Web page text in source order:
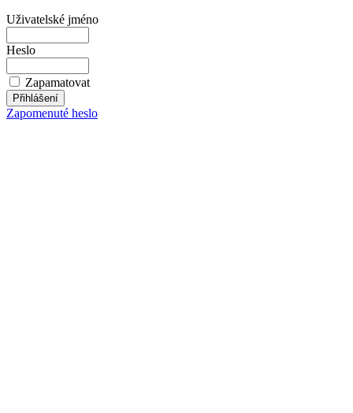
Uživatelské jméno
Heslo
Zapamatovat
Zapomenuté heslo